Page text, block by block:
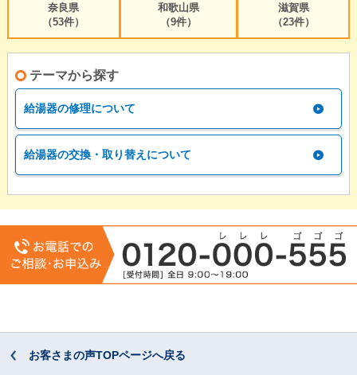
奈良県
（53件）
和歌山県
（9件）
滋賀県
（23件）
テーマから探す
給湯器の修理について
給湯器の交換・取り替えについて
お客さまの声TOPページへ戻る